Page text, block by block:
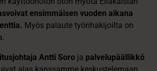
ensimmäisen vuoden aikana
Myös palaute työnhakijoilta on
Antti Soro ja palvelupäällikkö